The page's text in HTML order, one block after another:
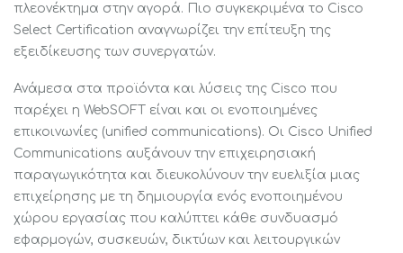
πλεονέκτημα στην αγορά. Πιο συγκεκριμένα το Cisco
Select Certification αναγνωρίζει την επίτευξη της
εξειδίκευσης των συνεργατών.
Ανάμεσα στα προϊόντα και λύσεις της Cisco που
παρέχει η WebSOFT είναι και οι ενοποιημένες
επικοινωνίες (unified communications). Οι Cisco Unified
Communications αυξάνουν την επιχειρησιακή
παραγωγικότητα και διευκολύνουν την ευελιξία μιας
επιχείρησης με τη δημιουργία ενός ενοποιημένου
χώρου εργασίας που καλύπτει κάθε συνδυασμό
εφαρμογών, συσκευών, δικτύων και λειτουργικών